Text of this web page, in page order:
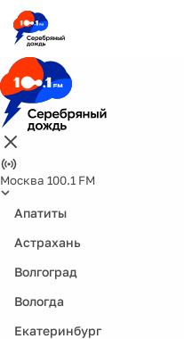
Москва 100.1 FM
Апатиты
Астрахань
Волгоград
Вологда
Екатеринбург